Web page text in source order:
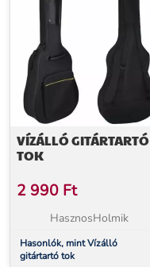
VÍZÁLLÓ GITÁRTARTÓ
TOK
2 990 Ft
HasznosHolmik
Hasonlók, mint Vízálló
gitártartó tok